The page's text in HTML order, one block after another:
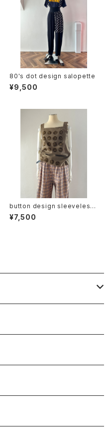
80's dot design salopette
¥9,500
button design sleeveless
tops
¥7,500